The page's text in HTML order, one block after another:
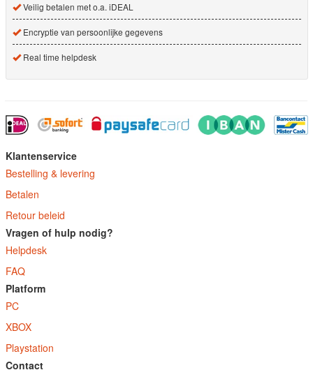
Veilig betalen met o.a. iDEAL
Encryptie van persoonlijke gegevens
Real time helpdesk
Klantenservice
Bestelling & levering
Betalen
Retour beleid
Vragen of hulp nodig?
Helpdesk
FAQ
Platform
PC
XBOX
Playstation
Contact